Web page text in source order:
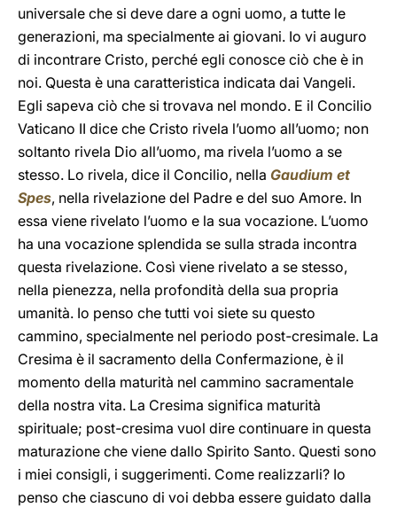
universale che si deve dare a ogni uomo, a tutte le
generazioni, ma specialmente ai giovani. Io vi auguro
di incontrare Cristo, perché egli conosce ciò che è in
noi. Questa è una caratteristica indicata dai Vangeli.
Egli sapeva ciò che si trovava nel mondo. E il Concilio
Vaticano II dice che Cristo rivela l’uomo all’uomo; non
soltanto rivela Dio all’uomo, ma rivela l’uomo a se
stesso. Lo rivela, dice il Concilio, nella Gaudium et
Spes, nella rivelazione del Padre e del suo Amore. In
essa viene rivelato l’uomo e la sua vocazione. L’uomo
ha una vocazione splendida se sulla strada incontra
questa rivelazione. Così viene rivelato a se stesso,
nella pienezza, nella profondità della sua propria
umanità. Io penso che tutti voi siete su questo
cammino, specialmente nel periodo post-cresimale. La
Cresima è il sacramento della Confermazione, è il
momento della maturità nel cammino sacramentale
della nostra vita. La Cresima significa maturità
spirituale; post-cresima vuol dire continuare in questa
maturazione che viene dallo Spirito Santo. Questi sono
i miei consigli, i suggerimenti. Come realizzarli? Io
penso che ciascuno di voi debba essere guidato dalla